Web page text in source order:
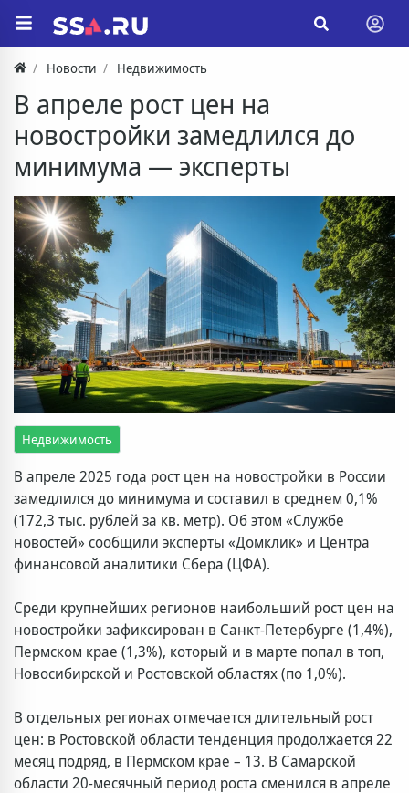
Новости Недвижимость
В апреле рост цен на
новостройки замедлился до
минимума — эксперты
Недвижимость
В апреле 2025 года рост цен на новостройки в России
замедлился до минимума и составил в среднем 0,1%
(172,3 тыс. рублей за кв. метр). Об этом «Службе
новостей» сообщили эксперты «Домклик» и Центра
финансовой аналитики Сбера (ЦФА).
Среди крупнейших регионов наибольший рост цен на
новостройки зафиксирован в Санкт-Петербурге (1,4%),
Пермском крае (1,3%), который и в марте попал в топ,
Новосибирской и Ростовской областях (по 1,0%).
В отдельных регионах отмечается длительный рост
цен: в Ростовской области тенденция продолжается 22
месяц подряд, в Пермском крае – 13. В Самарской
области 20-месячный период роста сменился в апреле